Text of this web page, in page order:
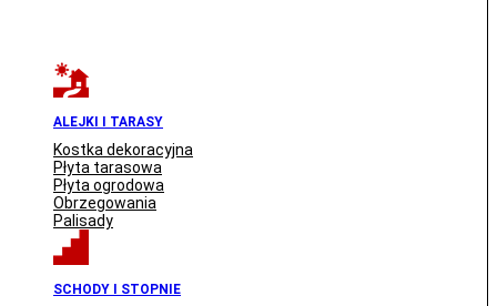
ALEJKI I TARASY
Kostka dekoracyjna
Płyta tarasowa
Płyta ogrodowa
Obrzegowania
Palisady
SCHODY I STOPNIE